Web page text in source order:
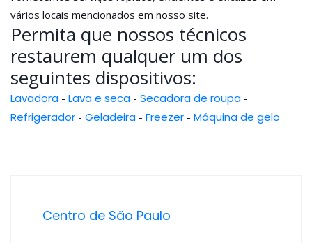
vários locais mencionados em nosso site.
Permita que nossos técnicos
restaurem qualquer um dos
seguintes dispositivos:
Lavadora - Lava e seca - Secadora de roupa -
Refrigerador - Geladeira - Freezer - Máquina de gelo
Centro de São Paulo